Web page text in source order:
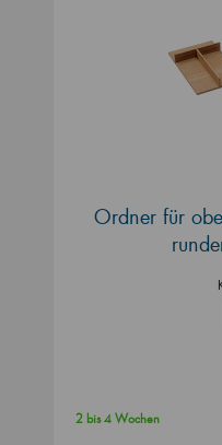
Ordner für
2 bis 4 Wochen